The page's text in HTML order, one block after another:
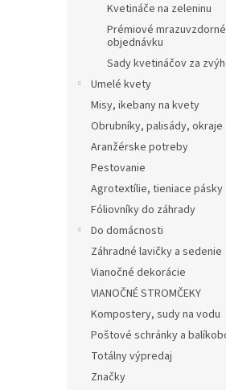
Kvetináče na zeleninu
Prémiové
objednávku
Sady kvetináčov za
Umelé kvety
Misy, ikebany na kvety
Obrubníky, palisády, okraje
Aranžérske potreby
Pestovanie
Agrotextílie, tieniace pásky
Fóliovníky do záhrady
Do domácnosti
Záhradné lavičky a sedenie
Vianočné dekorácie
VIANOČNÉ STROMČEKY
Kompostery, sudy na vodu
Poštové schránky a
Totálny výpredaj
Značky